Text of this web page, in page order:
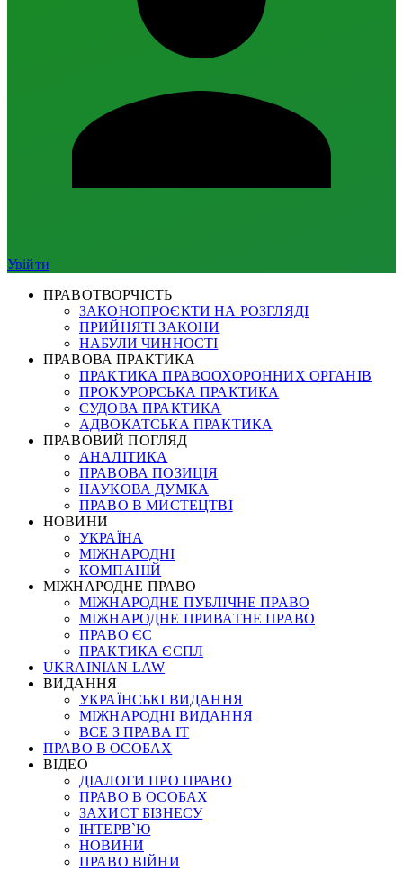
Увійти
ПРАВОТВОРЧІСТЬ
ЗАКОНОПРОЄКТИ НА РОЗГЛЯДІ
ПРИЙНЯТІ ЗАКОНИ
НАБУЛИ ЧИННОСТІ
ПРАВОВА ПРАКТИКА
ПРАКТИКА ПРАВООХОРОННИХ ОРГАНІВ
ПРОКУРОРСЬКА ПРАКТИКА
СУДОВА ПРАКТИКА
АДВОКАТСЬКА ПРАКТИКА
ПРАВОВИЙ ПОГЛЯД
АНАЛІТИКА
ПРАВОВА ПОЗИЦІЯ
НАУКОВА ДУМКА
ПРАВО В МИСТЕЦТВІ
НОВИНИ
УКРАЇНА
МІЖНАРОДНІ
КОМПАНІЙ
МІЖНАРОДНЕ ПРАВО
МІЖНАРОДНЕ ПУБЛІЧНЕ ПРАВО
МІЖНАРОДНЕ ПРИВАТНЕ ПРАВО
ПРАВО ЄС
ПРАКТИКА ЄСПЛ
UKRAINIAN LAW
ВИДАННЯ
УКРАЇНСЬКІ ВИДАННЯ
МІЖНАРОДНІ ВИДАННЯ
ВСЕ З ПРАВА ІТ
ПРАВО В ОСОБАХ
ВІДЕО
ДІАЛОГИ ПРО ПРАВО
ПРАВО В ОСОБАХ
ЗАХИСТ БІЗНЕСУ
ІНТЕРВ`Ю
НОВИНИ
ПРАВО ВІЙНИ